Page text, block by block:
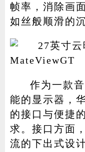
帧率，消除画
如丝般顺滑的
作为一款
能的显示器，
的接口与便捷
求。接口方面
流的下出式设